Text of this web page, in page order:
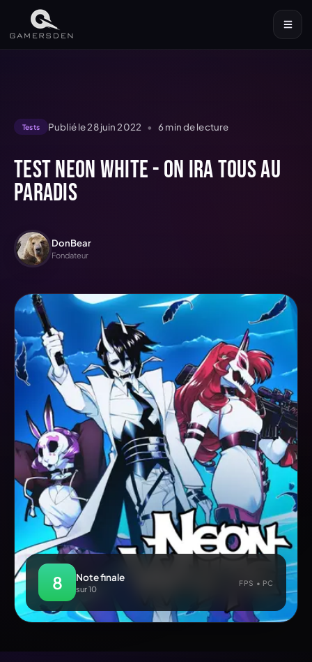
Tests Publié le28 juin 2022 • 6min de lecture
Test Neon White - On ira tous au
paradis
DonBear
Fondateur
8 Note finale
sur 10
FPS • PC